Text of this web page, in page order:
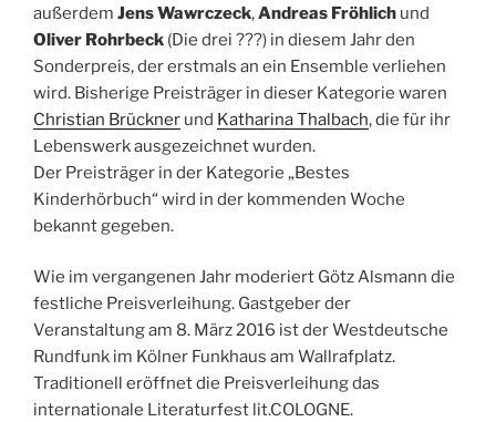
außerdem Jens Wawrczeck,Andreas Fröhlich und
Oliver Rohrbeck (Die drei ???) in diesem Jahr den
Sonderpreis, der erstmals an ein Ensemble verliehen
wird. Bisherige Preisträger in dieser Kategorie waren
Christian Brückner und Katharina Thalbach, die für ihr
Lebenswerk ausgezeichnet wurden.
Der Preisträger in der Kategorie „Bestes
Kinderhörbuch“ wird in der kommenden Woche
bekannt gegeben.
Wie im vergangenen Jahr moderiert Götz Alsmann die
festliche Preisverleihung. Gastgeber der
Veranstaltung am 8. März 2016 ist der Westdeutsche
Rundfunk im Kölner Funkhaus am Wallrafplatz.
Traditionell eröffnet die Preisverleihung das
internationale Literaturfest lit.COLOGNE.